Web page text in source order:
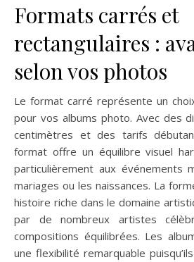
Formats carrés et
rectangulaires :
selon vos photos
Le format carré représente un
pour vos albums photo. Avec des
centimètres et des tarifs
format offre un équilibre visuel
particulièrement aux événements
mariages ou les naissances. La
histoire riche dans le domaine
par de nombreux artistes
compositions équilibrées. Les
une flexibilité remarquable